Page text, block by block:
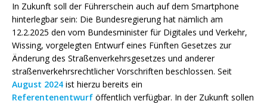
In Zukunft soll der Führerschein auch auf dem Smartphone
hinterlegbar sein: Die Bundesregierung hat nämlich am
12.2.2025 den vom Bundesminister für Digitales und Verkehr,
Wissing, vorgelegten Entwurf eines Fünften Gesetzes zur
Änderung des Straßenverkehrsgesetzes und anderer
straßenverkehrsrechtlicher Vorschriften beschlossen. Seit
August 2024 ist hierzu bereits ein
Referentenentwurf öffentlich verfügbar. In der Zukunft sollen